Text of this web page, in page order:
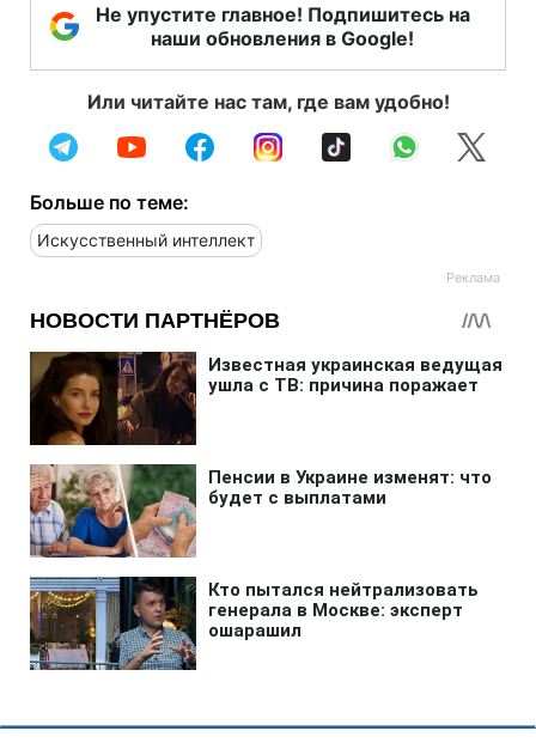
Не упустите главное! Подпишитесь на
наши обновления в Google!
Или читайте нас там, где вам удобно!
Больше по теме:
Искусственный интеллект